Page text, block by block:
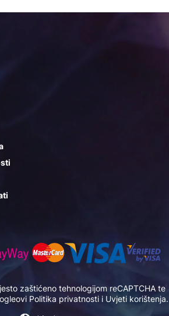
zaštićeno tehnologijom reCAPTCHA te
Politika privatnosti i Uvjeti korištenja.